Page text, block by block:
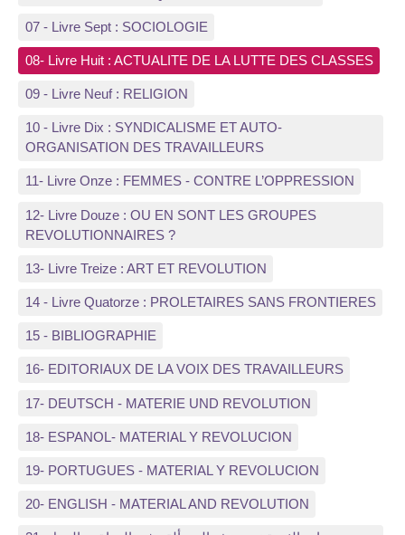
07 - Livre Sept : SOCIOLOGIE
08- Livre Huit : ACTUALITE DE LA LUTTE DES CLASSES
09 - Livre Neuf : RELIGION
10 - Livre Dix : SYNDICALISME ET AUTO-
ORGANISATION DES TRAVAILLEURS
11- Livre Onze : FEMMES - CONTRE L’OPPRESSION
12- Livre Douze : OU EN SONT LES GROUPES
REVOLUTIONNAIRES ?
13- Livre Treize : ART ET REVOLUTION
14 - Livre Quatorze : PROLETAIRES SANS FRONTIERES
15 - BIBLIOGRAPHIE
16- EDITORIAUX DE LA VOIX DES TRAVAILLEURS
17- DEUTSCH - MATERIE UND REVOLUTION
18- ESPANOL- MATERIAL Y REVOLUCION
19- PORTUGUES - MATERIAL Y REVOLUCION
20- ENGLISH - MATERIAL AND REVOLUTION